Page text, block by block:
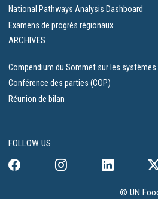
National Pathways Analysis Dashboard
Examens de progrès régionaux
ARCHIVES
Compendium du Sommet sur les
Conférence des parties (COP)
Réunion de bilan
FOLLOW US
© UN